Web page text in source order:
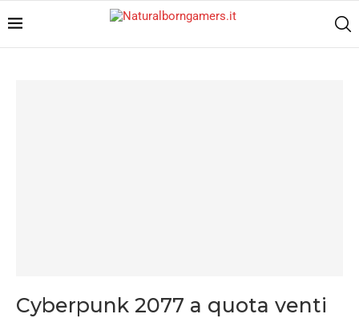
Cyberpunk 2077 a quota venti